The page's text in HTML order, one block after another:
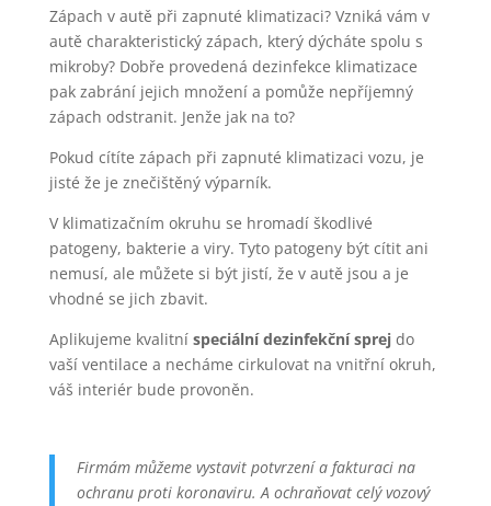
Zápach v autě při zapnuté klimatizaci? Vzniká vám v
autě charakteristický zápach, který dýcháte spolu s
mikroby? Dobře provedená dezinfekce klimatizace
pak zabrání jejich množení a pomůže nepříjemný
zápach odstranit. Jenže jak na to?
Pokud cítíte zápach při zapnuté klimatizaci vozu, je
jisté že je znečištěný výparník.
V klimatizačním okruhu se hromadí škodlivé
patogeny, bakterie a viry. Tyto patogeny být cítit ani
nemusí, ale můžete si být jistí, že v autě jsou a je
vhodné se jich zbavit.
Aplikujeme kvalitní speciální dezinfekční sprejdo
vaší ventilace a necháme cirkulovat na vnitřní okruh,
váš interiér bude provoněn.
Firmám můžeme vystavit potvrzení a fakturaci na
ochranu proti koronaviru. A ochraňovat celý vozový